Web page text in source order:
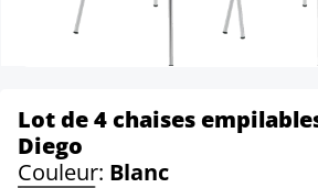
Lot de 4 chaises
Diego
Couleur: Blanc